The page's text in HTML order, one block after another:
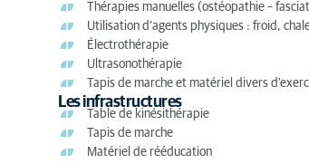
Thérapies manuelles (ostéopathie –
Utilisation d’agents physiques : froid,
Électrothérapie
Ultrasonothérapie
Tapis de marche et matériel divers
Les infrastructures
Table de kinésithérapie
Tapis de marche
Matériel de rééducation